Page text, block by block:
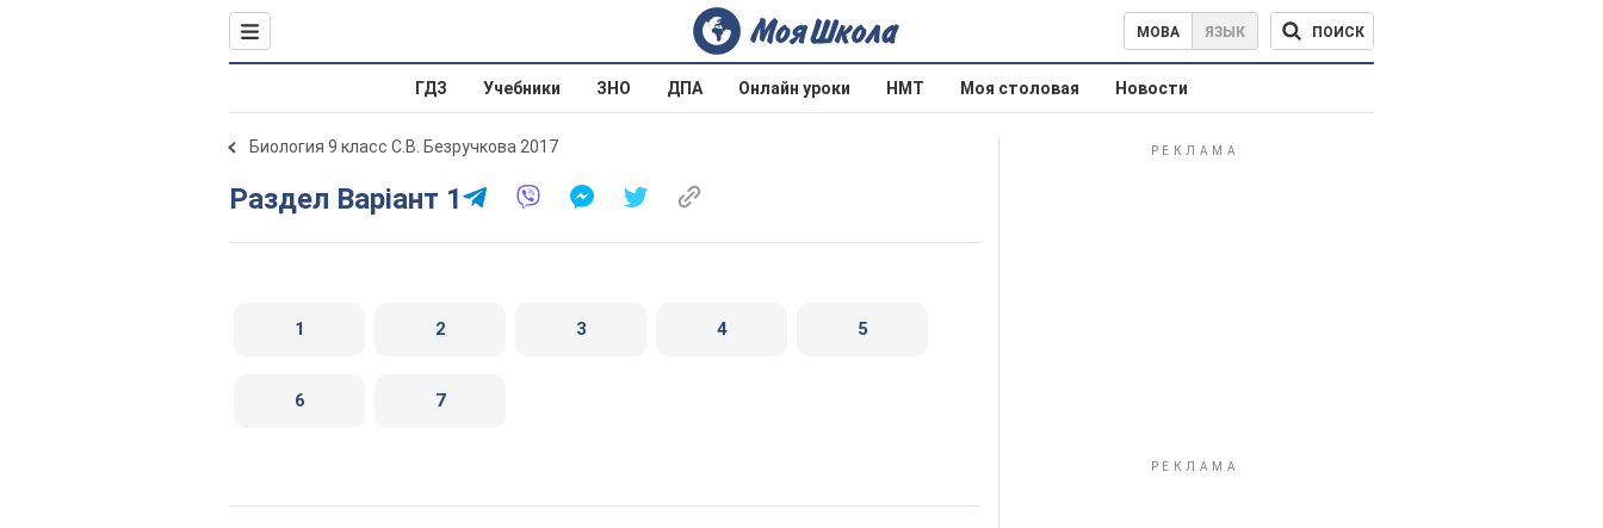
МОВА ЯЗЫК ПОИСК
ГДЗ Учебники ЗНО ДПА Онлайн уроки НМТ Моя столовая Новости
Биология 9 класс С.В. Безручкова 2017
Раздел Варіант 1
1 2 3 4 5
6 7